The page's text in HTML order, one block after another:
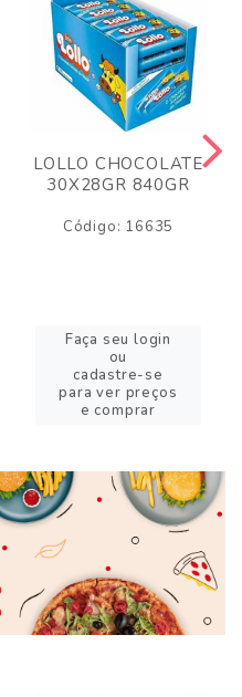
LOLLO CHOCOLATE
30X28GR 840GR
Código: 16635
Faça seu login
ou
cadastre-se
para ver preços
e comprar